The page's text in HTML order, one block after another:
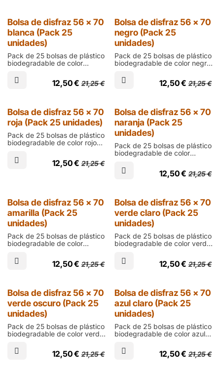
Bolsa de disfraz 56 x 70
blanca (Pack 25
unidades)
Pack de 25 bolsas de plástico
biodegradable de color
mm de alto, 560 de ancho y
200 micras de grosor; para
sencilla y económica para
fiestas de carnaval o
manualidades escolares
12,50€ 21,25€
Bolsa de disfraz 56 x 70
negro (Pack 25
unidades)
Pack de 25 bolsas de plástico
biodegradable de color negro
alto, 560 de ancho y 200
micras de grosor; para crear
para fiestas de carnaval o
manualidades escolares
12,50€ 21,25€
Bolsa de disfraz 56 x 70
roja (Pack 25 unidades)
Pack de 25 bolsas de plástico
biodegradable de color rojo
alto, 560 de ancho y 200
micras de grosor; para crear
12,50€ 21,25€
Bolsa de disfraz 56 x 70
naranja (Pack 25
unidades)
Pack de 25 bolsas de plástico
biodegradable de color
mm de alto, 560 de ancho y
200 micras de grosor; para
sencilla y económica para
fiestas de carnaval o
manualidades escolares
12,50€ 21,25€
Bolsa de disfraz 56 x 70
amarilla (Pack 25
unidades)
Pack de 25 bolsas de plástico
biodegradable de color
mm de alto, 560 de ancho y
200 micras de grosor; para
sencilla y económica para
fiestas de carnaval o
manualidades escolares
12,50€ 21,25€
Bolsa de disfraz 56 x 70
verde claro (Pack 25
unidades)
Pack de 25 bolsas de plástico
biodegradable de color verde
mm de alto, 560 de ancho y
200 micras de grosor; para
sencilla y económica para
fiestas de carnaval o
manualidades escolares
12,50€ 21,25€
Bolsa de disfraz 56 x 70
verde oscuro (Pack 25
unidades)
Pack de 25 bolsas de plástico
biodegradable de color verde
mm de alto, 560 de ancho y
200 micras de grosor; para
12,50€ 21,25€
Bolsa de disfraz 56 x 70
azul claro (Pack 25
unidades)
Pack de 25 bolsas de plástico
biodegradable de color azul
mm de alto, 560 de ancho y
200 micras de grosor; para
12,50€ 21,25€